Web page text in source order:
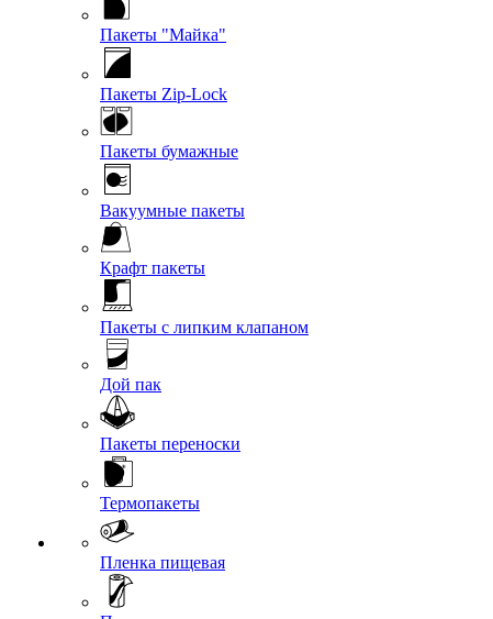
Пакеты "Майка"
Пакеты Zip-Lock
Пакеты бумажные
Вакуумные пакеты
Крафт пакеты
Пакеты с липким клапаном
Дой пак
Пакеты переноски
Термопакеты
Пленка пищевая